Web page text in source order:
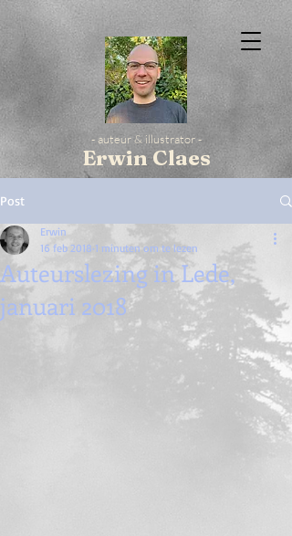
- auteur & illustrator -
Erwin Claes
Post
Auteurslezing in Lede,
januari 2018
Erwin
16 feb 2018 1 minuten om te lezen